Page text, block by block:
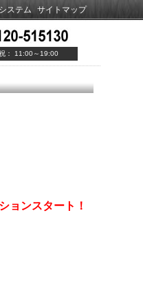
ステム サイトマップ
11:00～19:00
ョンスタート！